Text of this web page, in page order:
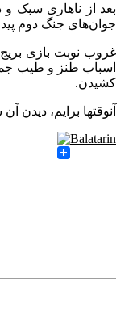
بعد از ناهاری سبک
جوان‌های جنگ دوم پیدا
غروب نوبت بازی
اسباب طنز و طیب
کشیدن.
آنوقتها برایم،